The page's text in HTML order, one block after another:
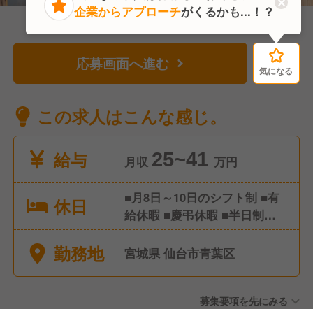
応募画面へ進む 気になる
この求人はこんな感じ。
給与
月収 25~41 万円
休日
■月8日～10日のシフト制 ■有
給休暇 ■慶弔休暇 ■半日制度
導入
勤務地 宮城県 仙台市青葉区
募集要項を先にみる
気になる
企業からアプローチがくるかも...！？